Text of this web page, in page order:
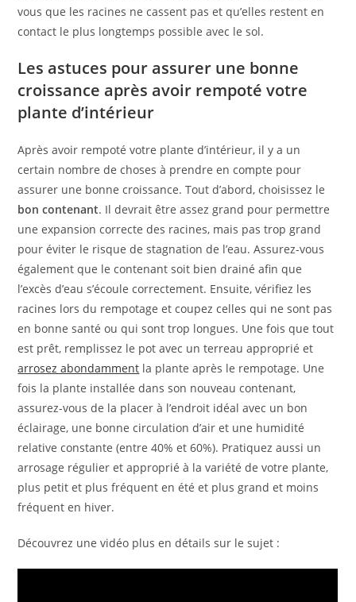
vous que les racines ne cassent pas et qu’elles restent en
contact le plus longtemps possible avec le sol.
Les astuces pour assurer une bonne
croissance après avoir rempoté votre
plante d’intérieur
Après avoir rempoté votre plante d’intérieur, il y a un
certain nombre de choses à prendre en compte pour
assurer une bonne croissance. Tout d’abord, choisissez le
bon contenant. Il devrait être assez grand pour permettre
une expansion correcte des racines, mais pas trop grand
pour éviter le risque de stagnation de l’eau. Assurez-vous
également que le contenant soit bien drainé afin que
l’excès d’eau s’écoule correctement. Ensuite, vérifiez les
racines lors du rempotage et coupez celles qui ne sont pas
en bonne santé ou qui sont trop longues. Une fois que tout
est prêt, remplissez le pot avec un terreau approprié et
arrosez abondamment la plante après le rempotage. Une
fois la plante installée dans son nouveau contenant,
assurez-vous de la placer à l’endroit idéal avec un bon
éclairage, une bonne circulation d’air et une humidité
relative constante (entre 40% et 60%). Pratiquez aussi un
arrosage régulier et approprié à la variété de votre plante,
plus petit et plus fréquent en été et plus grand et moins
fréquent en hiver.
Découvrez une vidéo plus en détails sur le sujet :